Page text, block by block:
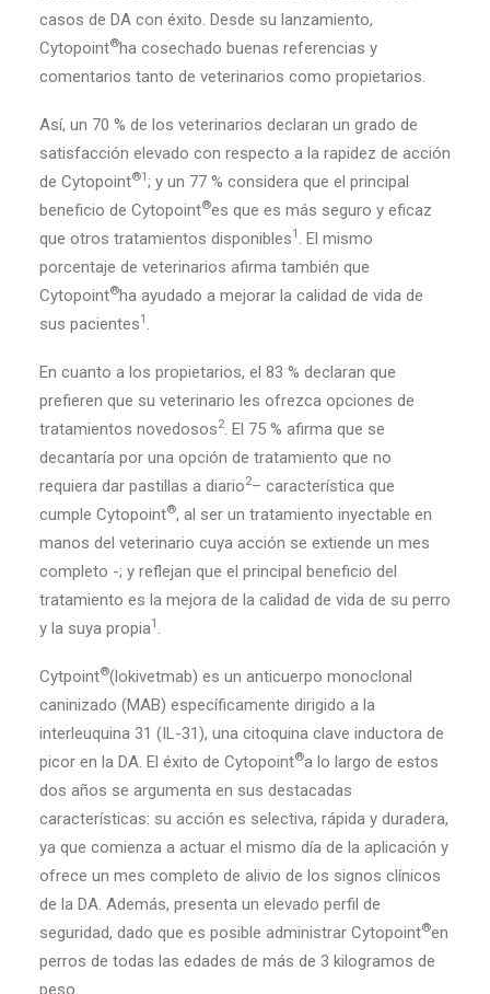
casos de DA con éxito. Desde su lanzamiento,
Cytopoint®ha cosechado buenas referencias y
comentarios tanto de veterinarios como propietarios.
Así, un 70 % de los veterinarios declaran un grado de
satisfacción elevado con respecto a la rapidez de acción
de Cytopoint®1 ; y un 77 % considera que el principal
beneficio de Cytopoint®es que es más seguro y eficaz
que otros tratamientos disponibles1 . El mismo
porcentaje de veterinarios afirma también que
Cytopoint®ha ayudado a mejorar la calidad de vida de
sus pacientes1 .
En cuanto a los propietarios, el 83 % declaran que
prefieren que su veterinario les ofrezca opciones de
tratamientos novedosos2. El 75 % afirma que se
decantaría por una opción de tratamiento que no
requiera dar pastillas a diario2– característica que
cumple Cytopoint®, al ser un tratamiento inyectable en
manos del veterinario cuya acción se extiende un mes
completo -; y reflejan que el principal beneficio del
tratamiento es la mejora de la calidad de vida de su perro
y la suya propia1 .
Cytpoint®(lokivetmab) es un anticuerpo monoclonal
caninizado (MAB) específicamente dirigido a la
interleuquina 31 (IL-31), una citoquina clave inductora de
picor en la DA. El éxito de Cytopoint®a lo largo de estos
dos años se argumenta en sus destacadas
características: su acción es selectiva, rápida y duradera,
ya que comienza a actuar el mismo día de la aplicación y
ofrece un mes completo de alivio de los signos clínicos
de la DA. Además, presenta un elevado perfil de
seguridad, dado que es posible administrar Cytopoint®en
perros de todas las edades de más de 3 kilogramos de
peso.